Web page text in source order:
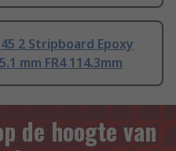
2 Stripboard Epoxy
mm FR4 114.3mm
de hoogte van